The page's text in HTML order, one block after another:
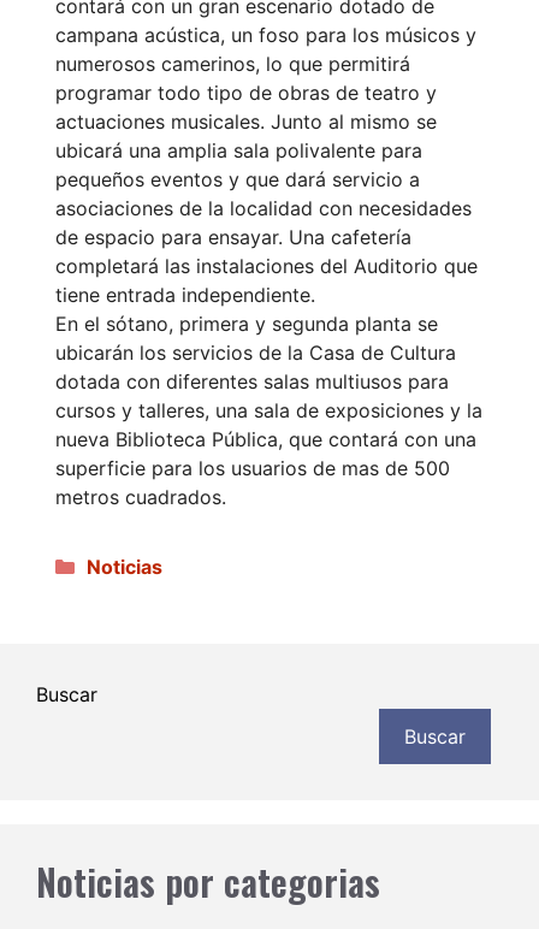
contará con un gran escenario dotado de
campana acústica, un foso para los músicos y
numerosos camerinos, lo que permitirá
programar todo tipo de obras de teatro y
actuaciones musicales. Junto al mismo se
ubicará una amplia sala polivalente para
pequeños eventos y que dará servicio a
asociaciones de la localidad con necesidades
de espacio para ensayar. Una cafetería
completará las instalaciones del Auditorio que
tiene entrada independiente.
En el sótano, primera y segunda planta se
ubicarán los servicios de la Casa de Cultura
dotada con diferentes salas multiusos para
cursos y talleres, una sala de exposiciones y la
nueva Biblioteca Pública, que contará con una
superficie para los usuarios de mas de 500
metros cuadrados.
Categorías
Noticias
Buscar
Buscar
Noticias por categorias